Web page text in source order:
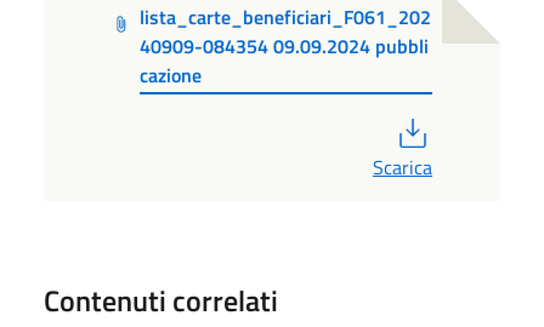
lista_carte_beneficiari_F061_202
40909-084354 09.09.2024 pubbli
cazione
Scarica
Contenuti correlati